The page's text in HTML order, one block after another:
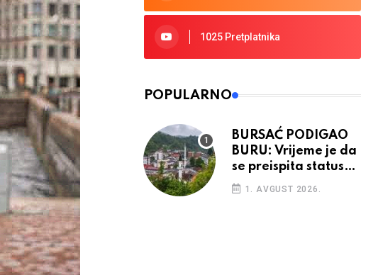
1025 Pretplatnika
POPULARNO
BURSAĆ PODIGAO
BURU: Vrijeme je da
se preispita status
Srebrenice u RS
1. AVGUST 2026.